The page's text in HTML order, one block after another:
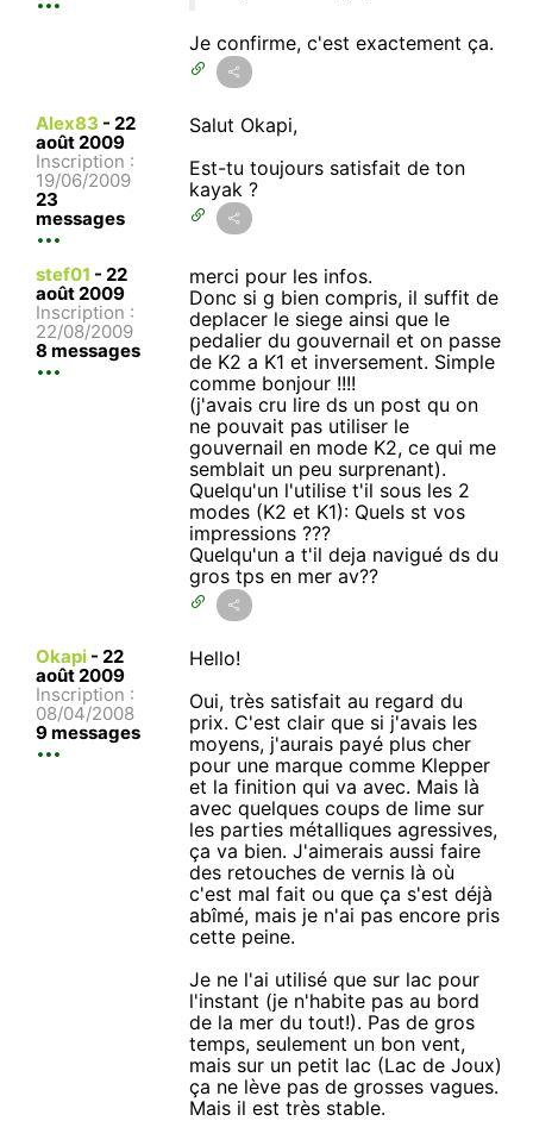
Je confirme, c'est exactement ça.
Alex83 - 22
août 2009
Inscription :
19/06/2009
23
messages
Salut Okapi,
Est-tu toujours satisfait de ton
kayak ?
stef01 - 22
août 2009
Inscription :
22/08/2009
8 messages
merci pour les infos.
Donc si g bien compris, il suffit de
deplacer le siege ainsi que le
pedalier du gouvernail et on passe
de K2 a K1 et inversement. Simple
comme bonjour !!!!
(j'avais cru lire ds un post qu on
ne pouvait pas utiliser le
gouvernail en mode K2, ce qui me
semblait un peu surprenant).
Quelqu'un l'utilise t'il sous les 2
modes (K2 et K1): Quels st vos
impressions ???
Quelqu'un a t'il deja navigué ds du
gros tps en mer av??
Okapi - 22
août 2009
Inscription :
08/04/2008
9 messages
Hello!
Oui, très satisfait au regard du
prix. C'est clair que si j'avais les
moyens, j'aurais payé plus cher
pour une marque comme Klepper
et la finition qui va avec. Mais là
avec quelques coups de lime sur
les parties métalliques agressives,
ça va bien. J'aimerais aussi faire
des retouches de vernis là où
c'est mal fait ou que ça s'est déjà
abîmé, mais je n'ai pas encore pris
cette peine.
Je ne l'ai utilisé que sur lac pour
l'instant (je n'habite pas au bord
de la mer du tout!). Pas de gros
temps, seulement un bon vent,
mais sur un petit lac (Lac de Joux)
ça ne lève pas de grosses vagues.
Mais il est très stable.